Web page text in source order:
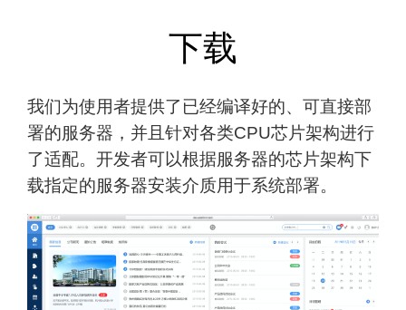
下载
我们为使用者提供了已经编译好的、可直接部
署的服务器，并且针对各类CPU芯片架构进行
了适配。开发者可以根据服务器的芯片架构下
载指定的服务器安装介质用于系统部署。